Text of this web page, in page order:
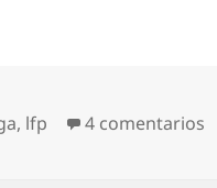
, lfp 4 comentarios